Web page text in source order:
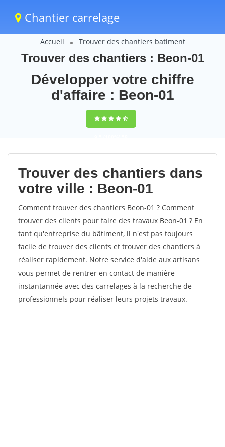
Chantier carrelage
Accueil Trouver des chantiers batiment
Trouver des chantiers : Beon-01
Développer votre chiffre
d'affaire : Beon-01
9,5(100%)59
votes
Trouver des chantiers dans
votre ville : Beon-01
Comment trouver des chantiers Beon-01 ? Comment
trouver des clients pour faire des travaux Beon-01 ? En
tant qu'entreprise du bâtiment, il n'est pas toujours
facile de trouver des clients et trouver des chantiers à
réaliser rapidement. Notre service d'aide aux artisans
vous permet de rentrer en contact de manière
instantannée avec des carrelages à la recherche de
professionnels pour réaliser leurs projets travaux.